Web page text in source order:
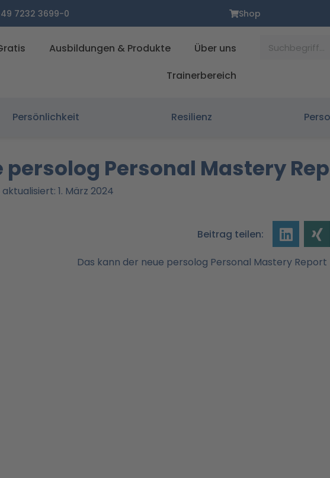
7232 3699-0 Shop
Ausbildungen & Produkte
Über uns
Trainerbereich
Persönlichkeit Resilienz
persolog Personal Mastery
1. März 2024
Beitrag teilen: